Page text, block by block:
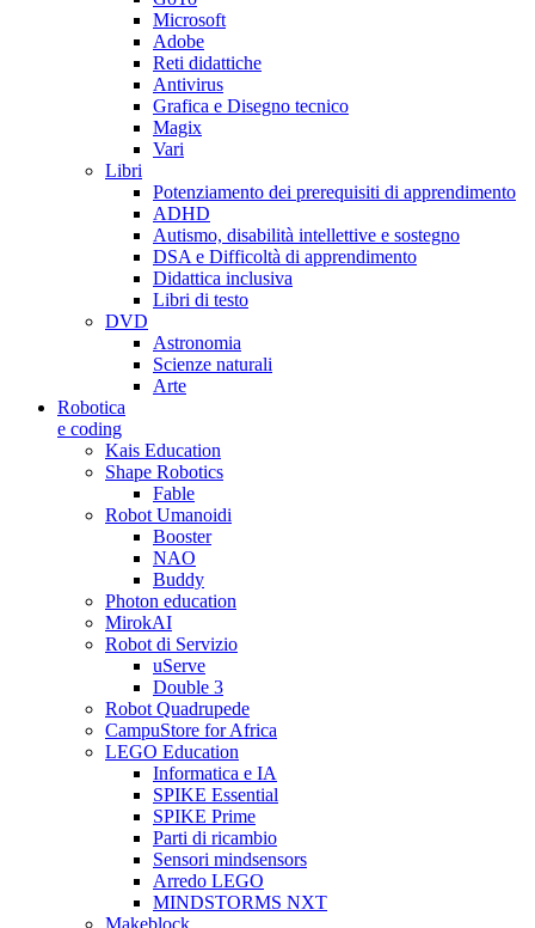
Microsoft
Adobe
Reti didattiche
Antivirus
Grafica e Disegno tecnico
Magix
Vari
Libri
Potenziamento dei prerequisiti di apprendimento
ADHD
Autismo, disabilità intellettive e sostegno
DSA e Difficoltà di apprendimento
Didattica inclusiva
Libri di testo
DVD
Astronomia
Scienze naturali
Arte
Robotica
e coding
Kais Education
Shape Robotics
Fable
Robot Umanoidi
Booster
NAO
Buddy
Photon education
MirokAI
Robot di Servizio
uServe
Double 3
Robot Quadrupede
CampuStore for Africa
LEGO Education
Informatica e IA
SPIKE Essential
SPIKE Prime
Parti di ricambio
Sensori mindsensors
Arredo LEGO
MINDSTORMS NXT
Makeblock